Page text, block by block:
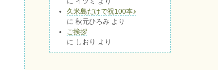
久米島だけで祝100本♪
に 秋元ひろみ より
ご挨拶
に しおり より